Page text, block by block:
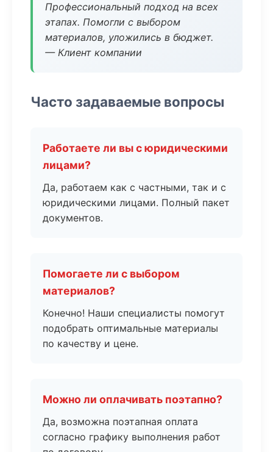
Профессиональный подход на всех
этапах. Помогли с выбором
материалов, уложились в бюджет.
— Клиент компании
Часто задаваемые вопросы
Работаете ли вы с юридическими
лицами?
Да, работаем как с частными, так и с
юридическими лицами. Полный пакет
документов.
Помогаете ли с выбором
материалов?
Конечно! Наши специалисты помогут
подобрать оптимальные материалы
по качеству и цене.
Можно ли оплачивать поэтапно?
Да, возможна поэтапная оплата
согласно графику выполнения работ